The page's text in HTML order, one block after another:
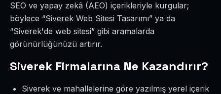
SEO ve yapay zekâ (AEO) içerikleriyle kurgular;
böylece “Siverek Web Sitesi Tasarımı” ya da
“Siverek'de web sitesi” gibi aramalarda
görünürlüğünüzü artırır.
Siverek Firmalarına Ne Kazandırır?
Siverek ve mahallelerine göre yazılmış yerel içerik